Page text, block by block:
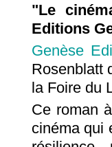
"Le
Editions
Genèse
Rosenblatt
la Foire du
Ce roman
cinéma qui